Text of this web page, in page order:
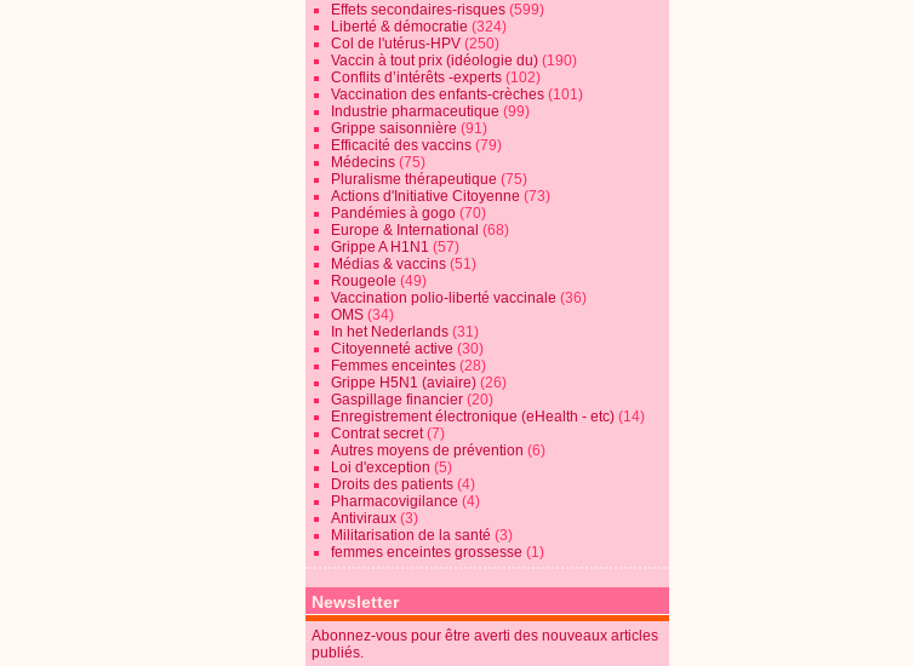
Effets secondaires-risques (599)
Liberté & démocratie (324)
Col de l'utérus-HPV (250)
Vaccin à tout prix (idéologie du) (190)
Conflits d’intérêts -experts (102)
Vaccination des enfants-crèches (101)
Industrie pharmaceutique (99)
Grippe saisonnière (91)
Efficacité des vaccins (79)
Médecins (75)
Pluralisme thérapeutique (75)
Actions d'Initiative Citoyenne (73)
Pandémies à gogo (70)
Europe & International (68)
Grippe A H1N1 (57)
Médias & vaccins (51)
Rougeole (49)
Vaccination polio-liberté vaccinale (36)
OMS (34)
In het Nederlands (31)
Citoyenneté active (30)
Femmes enceintes (28)
Grippe H5N1 (aviaire) (26)
Gaspillage financier (20)
Enregistrement électronique (eHealth - etc) (14)
Contrat secret(7)
Autres moyens de prévention (6)
Loi d'exception (5)
Droits des patients (4)
Pharmacovigilance (4)
Antiviraux (3)
Militarisation de la santé (3)
femmes enceintes grossesse (1)
Newsletter
Abonnez-vous pour être averti des nouveaux articles
publiés.